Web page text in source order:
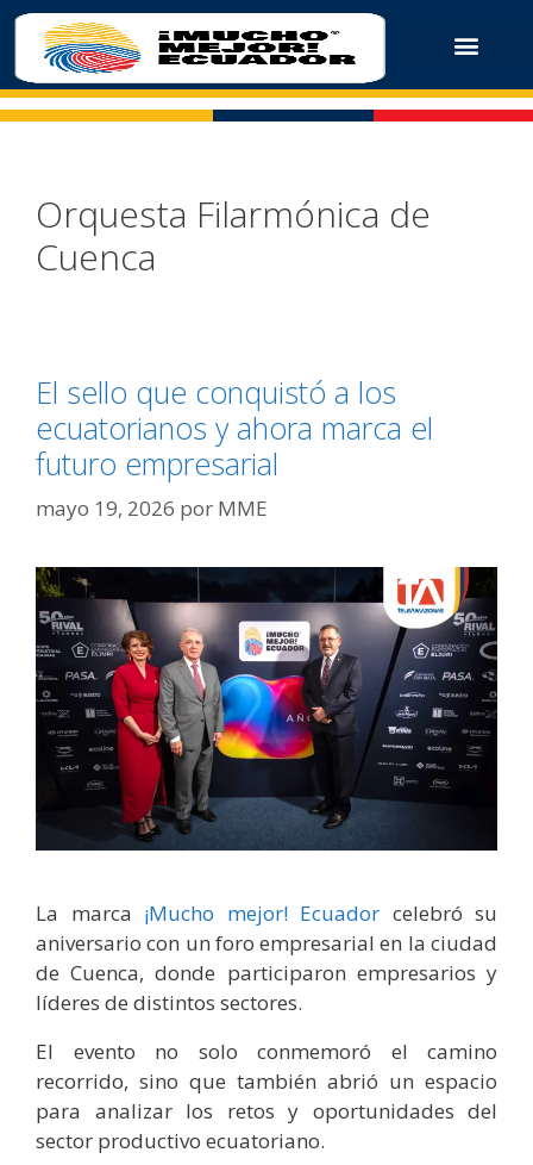
Orquesta Filarmónica de
Cuenca
El sello que conquistó a los
ecuatorianos y ahora marca el
futuro empresarial
mayo 19, 2026 por MME
La marca ¡Mucho mejor! Ecuador celebró su
aniversario con un foro empresarial en la ciudad
de Cuenca, donde participaron empresarios y
líderes de distintos sectores.
El evento no solo conmemoró el camino
recorrido, sino que también abrió un espacio
para analizar los retos y oportunidades del
sector productivo ecuatoriano.